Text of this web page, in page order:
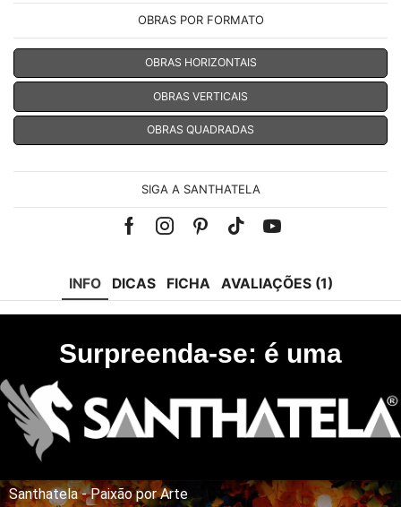
OBRAS POR FORMATO
OBRAS HORIZONTAIS
OBRAS VERTICAIS
OBRAS QUADRADAS
SIGA A SANTHATELA
FacebookInstagramPinterest
Tik-Youtube
INFO DICAS FICHA AVALIAÇÕES (1)
Surpreenda-se: é uma
Santhatela - Paixão por Arte